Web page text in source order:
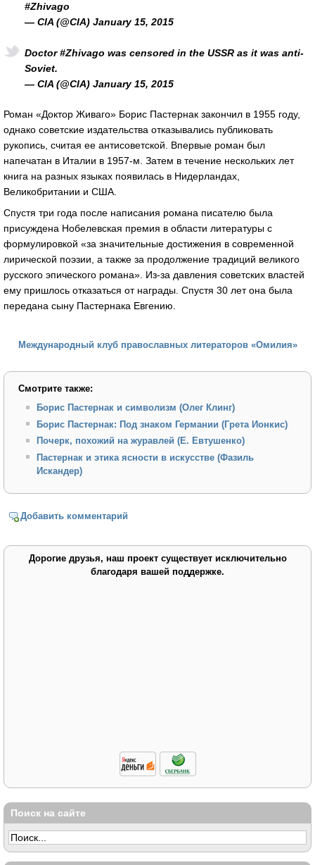
#Zhivago
— CIA (@CIA) January 15, 2015
Doctor #Zhivago was censored in the USSR as it was anti-
Soviet.
— CIA (@CIA) January 15, 2015
Роман «Доктор Живаго» Борис Пастернак закончил в 1955 году,
однако советские издательства отказывались публиковать
рукопись, считая ее антисоветской. Впервые роман был
напечатан в Италии в 1957-м. Затем в течение нескольких лет
книга на разных языках появилась в Нидерландах,
Великобритании и США.
Спустя три года после написания романа писателю была
присуждена Нобелевская премия в области литературы с
формулировкой «за значительные достижения в современной
лирической поэзии, а также за продолжение традиций великого
русского эпического романа». Из-за давления советских властей
ему пришлось отказаться от награды. Спустя 30 лет она была
передана сыну Пастернака Евгению.
Международный клуб православных литераторов «Омилия»
Смотрите также:
Борис Пастернак и символизм (Олег Клинг)
Борис Пастернак: Под знаком Германии (Грета Ионкис)
Почерк, похожий на журавлей (Е. Евтушенко)
Пастернак и этика ясности в искусстве (Фазиль
Искандер)
Добавить комментарий
Дорогие друзья, наш проект существует исключительно
благодаря вашей поддержке.
Поиск на сайте